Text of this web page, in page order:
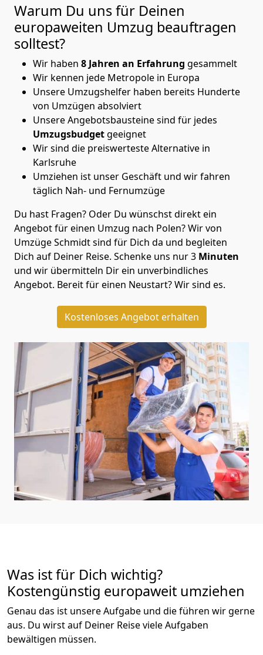
Warum Du uns für Deinen
europaweiten Umzug beauftragen
solltest?
Wir haben 8 Jahren an Erfahrung gesammelt
Wir kennen jede Metropole in Europa
Unsere Umzugshelfer haben bereits Hunderte
von Umzügen absolviert
Unsere Angebotsbausteine sind für jedes
Umzugsbudgetgeeignet
Wir sind die preiswerteste Alternative in
Karlsruhe
Umziehen ist unser Geschäft und wir fahren
täglich Nah- und Fernumzüge
Du hast Fragen? Oder Du wünschst direkt ein
Angebot für einen Umzug nach Polen? Wir von
Umzüge Schmidtsind für Dich da und begleiten
Dich auf Deiner Reise. Schenke uns nur3 Minuten
und wir übermitteln Dir ein unverbindliches
Angebot. Bereit für einen Neustart? Wir sind es.
Kostenloses Angebot erhalten
Was ist für Dich wichtig?
Kostengünstig europaweit umziehen
Genau das ist unsere Aufgabe und die führen wir gerne
aus. Du wirst auf Deiner Reise viele Aufgaben
bewältigen müssen.